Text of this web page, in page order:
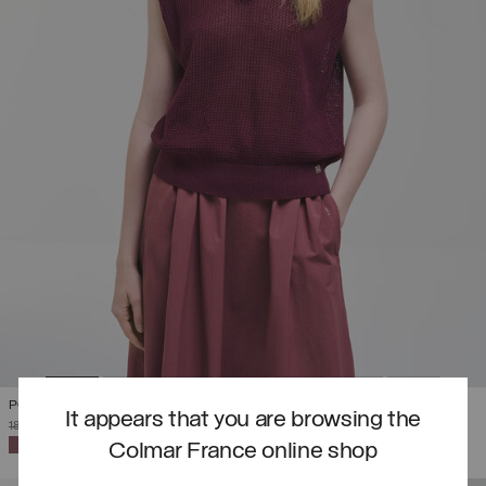
It appears that you are browsing the
Colmar France online shop
POLO EN MAILLE SANS MANCHES
PRIX RÉDUIT DE
185,00 € À111,00 €(40%)
SÉLECTIONNÉ